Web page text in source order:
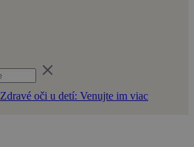
Zdravé oči u detí: Venujte im viac